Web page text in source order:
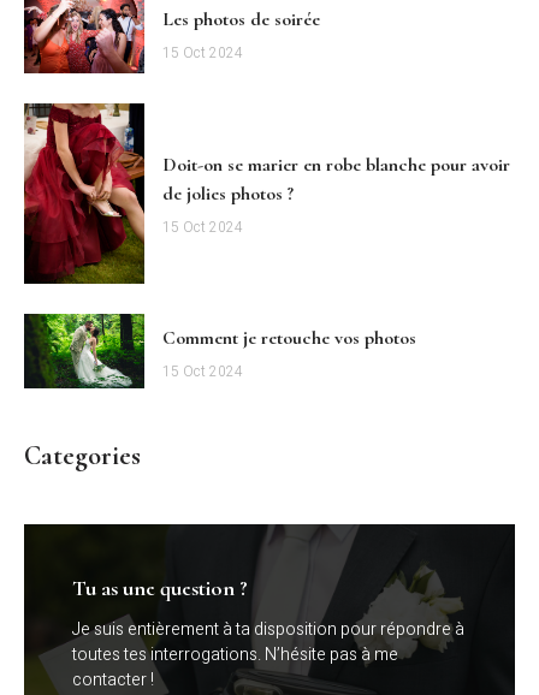
Les photos de soirée
15 Oct 2024
Doit-on se marier en robe blanche pour avoir
de jolies photos ?
15 Oct 2024
Comment je retouche vos photos
15 Oct 2024
Categories
Tu as une question ?
Je suis entièrement à ta disposition pour répondre à
toutes tes interrogations. N’hésite pas à me
contacter !